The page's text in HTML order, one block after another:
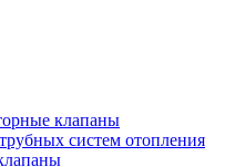
клапаны
систем отопления